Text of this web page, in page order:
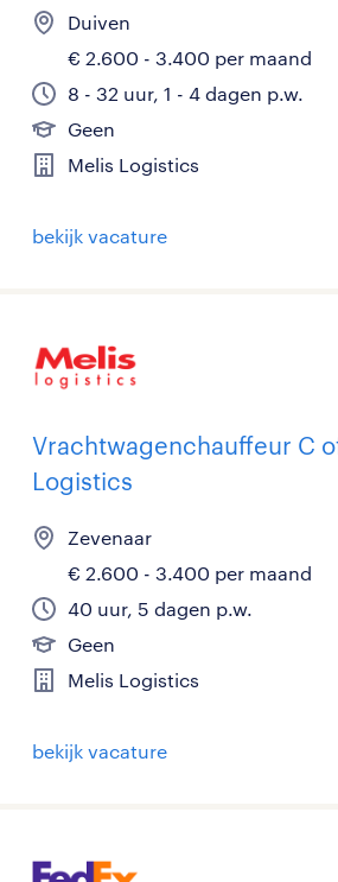
Duiven
€ 2.600 - 3.400 per maand
8 - 32 uur, 1 - 4 dagen p.w.
Geen
Melis Logistics
bekijk vacature
Vrachtwagenchauffeur C
Logistics
Zevenaar
€ 2.600 - 3.400 per maand
40 uur, 5 dagen p.w.
Geen
Melis Logistics
bekijk vacature